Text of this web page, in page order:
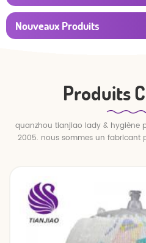
Nouveaux Produits
Produits
quanzhou tianjiao lady & hygiène
2005. nous sommes un fabricant